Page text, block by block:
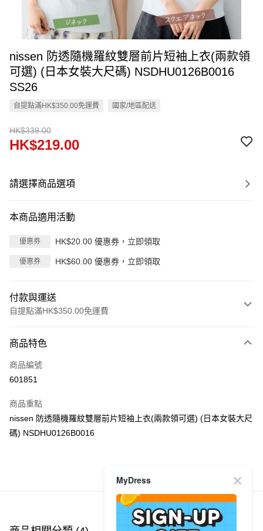
nissen 防透隨機羅紋雙層前片短袖上衣(兩款領
可選) (日本女裝大尺碼) NSDHU0126B0016
SS26
自提點滿HK$350.00免運費 國家/地區配送
HK$339.00
HK$219.00
請選擇商品選項
本商品適用活動
優惠券 HK$20.00 優惠券，立即領取
優惠券 HK$60.00 優惠券，立即領取
付款與運送
自提點滿HK$350.00免運費
信用卡
Apple Pay
PayMe
WeChat Pay
每筆HK$40.00，滿HK$350.00或以上免運費
商品特色
商品編號
601851
商品重點
nissen 防透隨機羅紋雙層前片短袖上衣(兩款領可選) (日本女裝大尺
碼) NSDHU0126B0016
商品推薦
MyDress